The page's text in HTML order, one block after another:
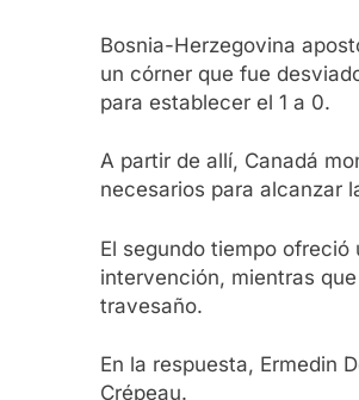
Bosnia-Herzegovina
un córner que fue
para establecer el 1 a 0.
A partir de allí, Canadá
necesarios para alcanzar
El segundo tiempo
intervención, mientras
travesaño.
En la respuesta, Ermedin
Crépeau.